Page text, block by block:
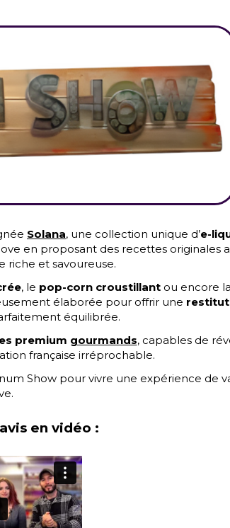
Solana, une collection unique d’e-
en proposant des recettes originales
riche et savoureuse.
, le pop-corn croustillantou encore la
élaborée pour offrir une
équilibrée.
premium gourmands, capables de
française irréprochable.
Show pour vivre une expérience de
en vidéo :